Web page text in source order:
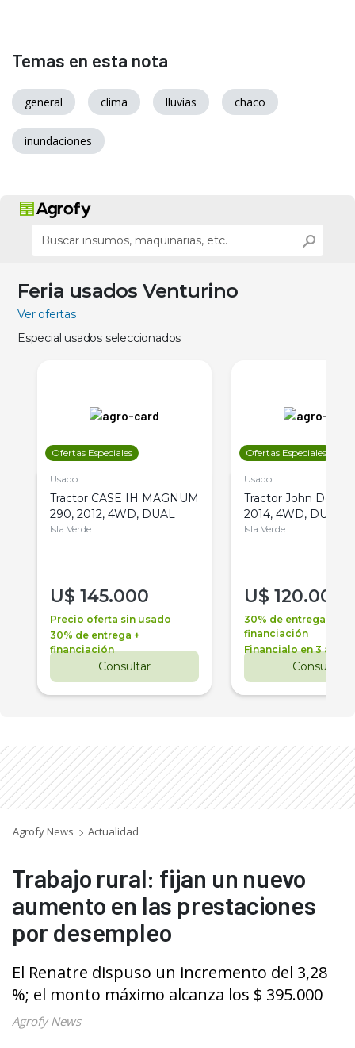
Temas en esta nota
general clima lluvias chaco
inundaciones
Feria usados Venturino
Ver ofertas
Especial usados seleccionados
Ofertas Especiales
Usado
Tractor CASE IH MAGNUM
290, 2012, 4WD, DUAL
Isla Verde
U$ 145.000
Precio oferta sin usado
30% de entrega +
financiación
Consultar
Ofertas Especiales
Usado
Tractor John Deere
2014, 4WD, DUAL
Isla Verde
U$ 120.000
30% de entrega +
financiación
Financialo en 3 años
Consultar
Agrofy News Actualidad
Trabajo rural: fijan un nuevo
aumento en las prestaciones
por desempleo
El Renatre dispuso un incremento del 3,28
%; el monto máximo alcanza los $ 395.000
Agrofy News